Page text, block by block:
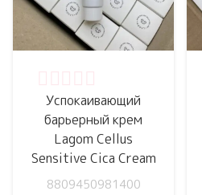
Успокаивающий
барьерный крем
Lagom Cellus
Sensitive Cica Cream
8809450981400